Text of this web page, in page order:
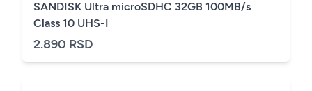
SANDISK Ultra microSDHC 32GB 100MB/s
Class 10 UHS-I
2.890 RSD